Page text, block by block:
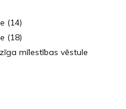
(14)
(18)
mīlestības vēstule